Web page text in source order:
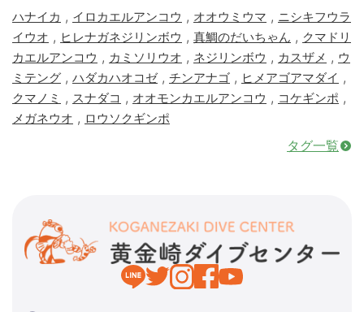
ハナイカ , イロカエルアンコウ , オオウミウマ , ニシキフウラ
イウオ , ヒレナガネジリンボウ , 真鯛のだいちゃん , クマドリ
カエルアンコウ , カミソリウオ , ネジリンボウ , カスザメ , ウ
ミテング , ハダカハオコゼ, チンアナゴ , ヒメアゴアマダイ ,
クマノミ , スナダコ , オオモンカエルアンコウ , コケギンポ ,
メガネウオ , ロウソクギンポ
タグ一覧